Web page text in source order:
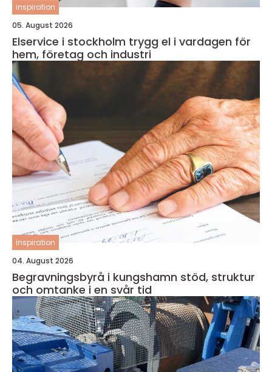
inspiration
05. August 2026
Elservice i stockholm trygg el i vardagen för
hem, företag och industri
inspiration
04. August 2026
Begravningsbyrå i kungshamn stöd, struktur
och omtanke i en svår tid